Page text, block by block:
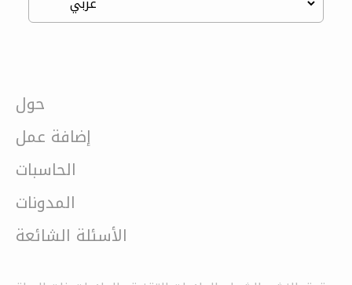
حول
إضافة عمل
الحاسبات
المدونات
الأسئلة الشائعة